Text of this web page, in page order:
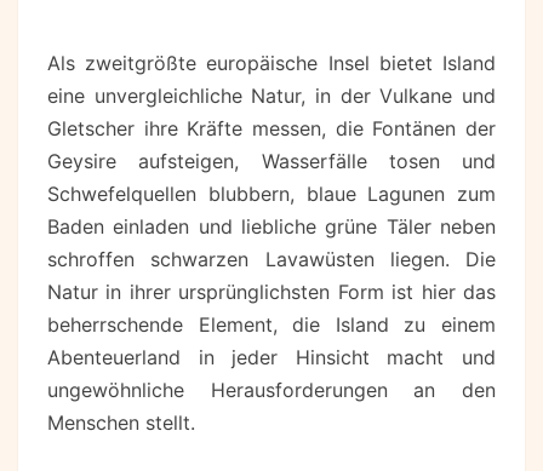
Als zweitgrößte europäische Insel bietet Island
eine unvergleichliche Natur, in der Vulkane und
Gletscher ihre Kräfte messen, die Fontänen der
Geysire aufsteigen, Wasserfälle tosen und
Schwefelquellen blubbern, blaue Lagunen zum
Baden einladen und liebliche grüne Täler neben
schroffen schwarzen Lavawüsten liegen. Die
Natur in ihrer ursprünglichsten Form ist hier das
beherrschende Element, die Island zu einem
Abenteuerland in jeder Hinsicht macht und
ungewöhnliche Herausforderungen an den
Menschen stellt.